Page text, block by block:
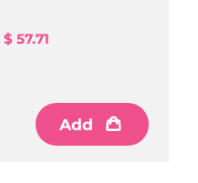
$ 57.71
Add
$ 57.71
Add
$ 57.71
Add
$ 57.71
Add
預計送達日期 8/9/26